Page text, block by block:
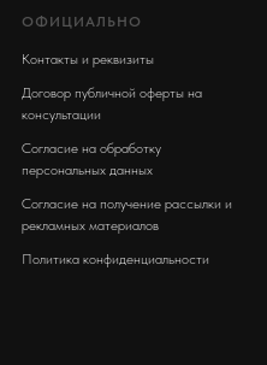
ОФИЦИАЛЬНО
Контакты и реквизиты
Договор публичной оферты на
консультации
Согласие на обработку
персональных данных
Согласие на получение рассылки и
рекламных материалов
Политика конфиденциальности